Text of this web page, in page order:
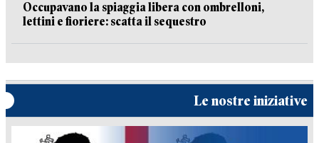
Occupavano la spiaggia libera con ombrelloni,
lettini e fioriere: scatta il sequestro
Le nostre iniziative